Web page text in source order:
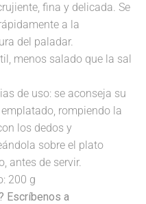
fina y delicada. Se
a la
del paladar.
menos salado que la sal
de uso: se aconseja su
rompiendo la
los dedos y
sobre el plato
antes de servir.
200 g
Escríbenos a